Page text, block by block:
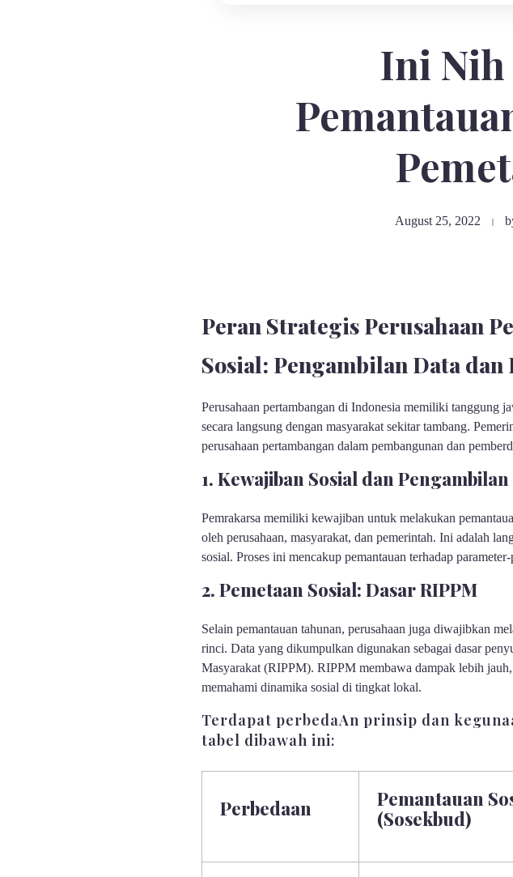
Ini Nih
August 25, 2022
Peran Strategis Perusahaan
Sosial: Pengambilan Data
Perusahaan pertambangan di Indonesia memiliki tanggung
secara langsung dengan masyarakat sekitar tambang.
perusahaan pertambangan dalam pembangunan dan
1. Kewajiban Sosial dan
Pemrakarsa memiliki kewajiban untuk melakukan
oleh perusahaan, masyarakat, dan pemerintah. Ini adalah
sosial. Proses ini mencakup pemantauan terhadap
2. Pemetaan Sosial: Dasar RIPPM
Selain pemantauan tahunan, perusahaan juga diwajibkan
rinci. Data yang dikumpulkan digunakan sebagai dasar
Masyarakat (RIPPM). RIPPM membawa dampak lebih
memahami dinamika sosial di tingkat lokal.
Terdapat perbedaAn prinsip dan
tabel dibawah ini:
Perbedaan
Pemantauan
(Sosekbud)